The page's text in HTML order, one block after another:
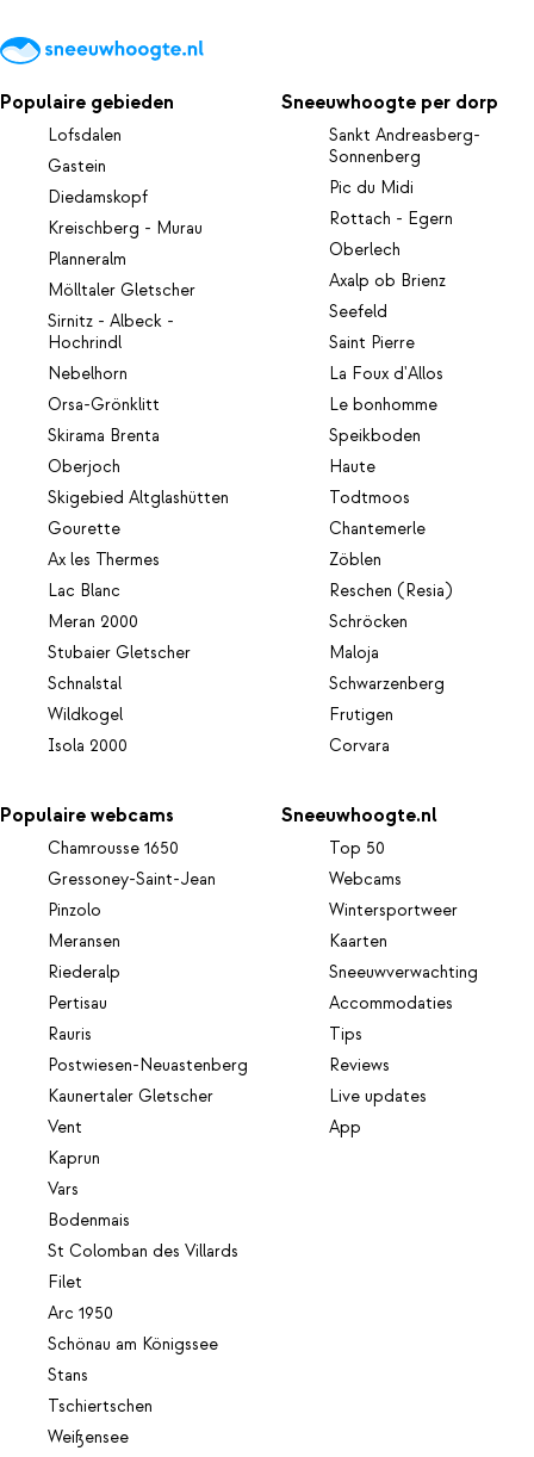
Populaire gebieden
Lofsdalen
Gastein
Diedamskopf
Kreischberg - Murau
Planneralm
Mölltaler Gletscher
Sirnitz - Albeck -
Hochrindl
Nebelhorn
Orsa-Grönklitt
Skirama Brenta
Oberjoch
Skigebied Altglashütten
Gourette
Ax les Thermes
Lac Blanc
Meran 2000
Stubaier Gletscher
Schnalstal
Wildkogel
Isola 2000
Sneeuwhoogte per dorp
Sankt Andreasberg-
Sonnenberg
Pic du Midi
Rottach - Egern
Oberlech
Axalp ob Brienz
Seefeld
Saint Pierre
La Foux d'Allos
Le bonhomme
Speikboden
Haute
Todtmoos
Chantemerle
Zöblen
Reschen (Resia)
Schröcken
Maloja
Schwarzenberg
Frutigen
Corvara
Populaire webcams
Chamrousse 1650
Gressoney-Saint-Jean
Pinzolo
Meransen
Riederalp
Pertisau
Rauris
Postwiesen-Neuastenberg
Kaunertaler Gletscher
Vent
Kaprun
Vars
Bodenmais
St Colomban des Villards
Filet
Arc 1950
Schönau am Königssee
Stans
Tschiertschen
Weißensee
Sneeuwhoogte.nl
Top 50
Webcams
Wintersportweer
Kaarten
Sneeuwverwachting
Accommodaties
Tips
Reviews
Live updates
App